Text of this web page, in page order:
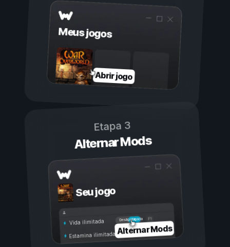
Meus jogos
Abrir jogo
Etapa 3
Alternar Mods
Seu jogo
Ligada
Desligada
Vida ilimitada
Estamina ilimitadaAlternar Mods